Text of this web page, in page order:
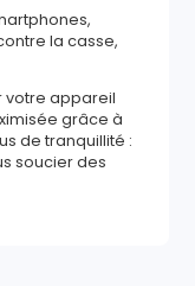
la casse,
votre appareil
grâce à
de tranquillité :
soucier des